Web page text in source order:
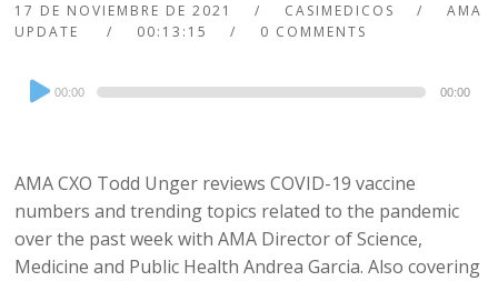
17 DE NOVIEMBRE DE 2021 CASIMEDICOS
AMA
UPDATE
00:13:15 0 COMMENTS
Audio
Player
00:00 00:00
AMA CXO Todd Unger reviews COVID-19 vaccine
numbers and trending topics related to the pandemic
over the past week with AMA Director of Science,
Medicine and Public Health Andrea Garcia. Also covering